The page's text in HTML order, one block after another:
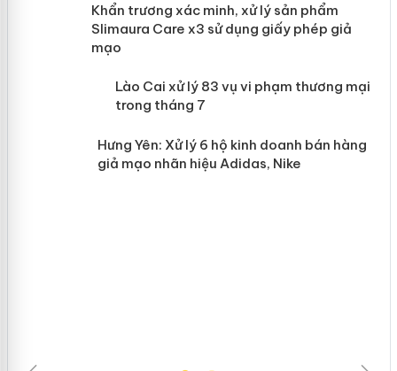
Khẩn trương xác minh, xử lý sản phẩm
Slimaura Care x3 sử dụng giấy phép giả
mạo
Lào Cai xử lý 83 vụ vi phạm thương
mại trong tháng 7